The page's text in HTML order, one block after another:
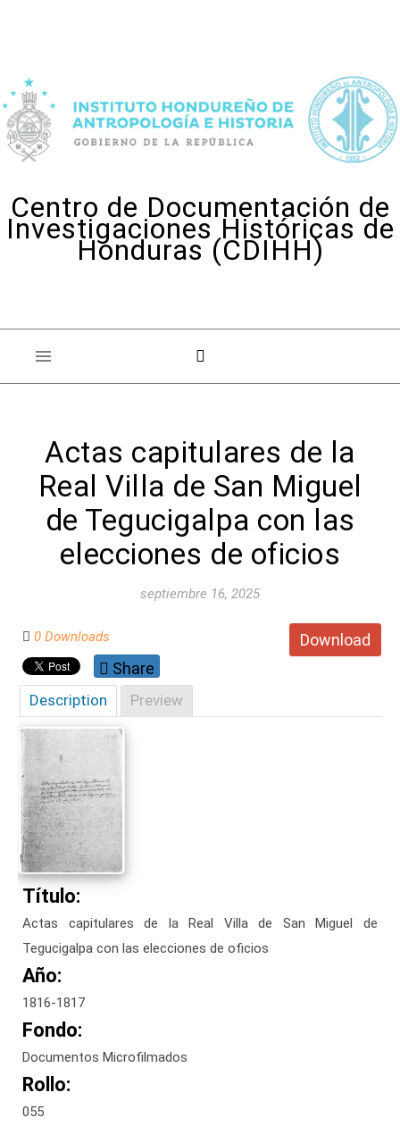
Centro de Documentación de
Investigaciones Históricas de
Honduras (CDIHH)
Actas capitulares de la
Real Villa de San Miguel
de Tegucigalpa con las
elecciones de oficios
septiembre 16, 2025
Download
0 Downloads
Share
Description Preview
Título:
Actas capitulares de la Real Villa de San Miguel de
Tegucigalpa con las elecciones de oficios
Año:
1816-1817
Fondo:
Documentos Microfilmados
Rollo:
055